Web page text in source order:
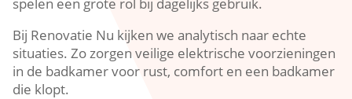
Bij Renovatie Nu kijken we analytisch naar echte
situaties.​ Zo zorgen veilige elektrische voorzieningen
in de badkamer voor rust, comfort en een badkamer
die klopt.​